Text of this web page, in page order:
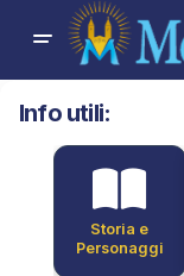
Info utili:
Storia e
Personaggi